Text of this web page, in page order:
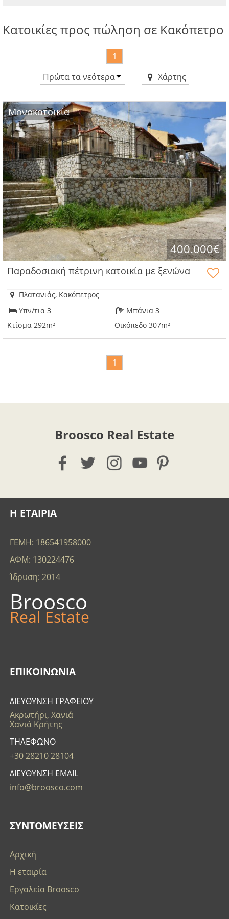
Κατοικίες προς πώληση σε Κακόπετρο
1
Πρώτα τα νεότερα
Τιμή φθίνουσα
Πρώτα τα νεότερα
Χάρτης
Μονοκατοικία
400.000€
Παραδοσιακή πέτρινη κατοικία με ξενώνα
Πλατανιάς, Κακόπετρος
Υπν/τια 3
Μπάνια 3
Κτίσμα 292m²
Οικόπεδο 307m²
1
Broosco Real Estate
Η ΕΤΑΙΡΙΑ
ΓΕΜΗ: 186541958000
ΑΦΜ: 130224476
Ίδρυση: 2014
Broosco
Real Estate
ΕΠΙΚΟΙΝΩΝΊΑ
ΔΙΕΥΘΥΝΣΗ ΓΡΑΦΕΙΟΥ
Ακρωτήρι, Χανιά
Χανιά Κρήτης
ΤΗΛΕΦΩΝΟ
+30 28210 28104
ΔΙΕΥΘΥΝΣΗ EMAIL
info@broosco.com
ΣΥΝΤΟΜΕΥΣΕΙΣ
Αρχική
Η εταιρία
Εργαλεία Broosco
Κατοικίες